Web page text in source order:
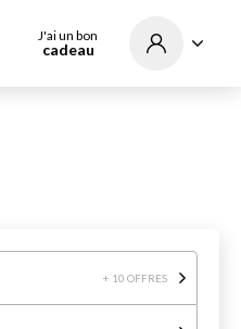
J'ai un bon
cadeau
+ 10 OFFRES